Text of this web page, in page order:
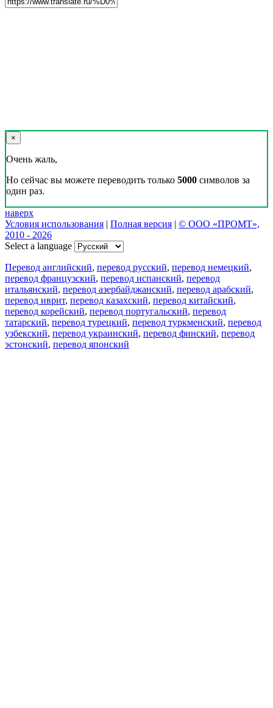
×
Очень жаль,
Но сейчас вы можете переводить только 5000 символов за
один раз.
наверх
Условия использования | Полная версия | © ООО «ПРОМТ»,
2010 - 2026
Select a language
Перевод английский, перевод русский, перевод немецкий,
перевод французский, перевод испанский, перевод
итальянский, перевод азербайджанский, перевод арабский,
перевод иврит, перевод казахский, перевод китайский,
перевод корейский, перевод португальский, перевод
татарский, перевод турецкий, перевод туркменский, перевод
узбекский, перевод украинский, перевод финский, перевод
эстонский, перевод японский